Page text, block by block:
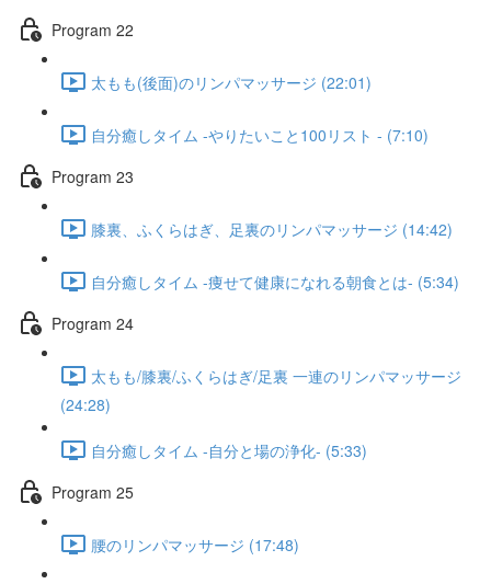
Program 22
太もも(後面)のリンパマッサージ (22:01)
自分癒しタイム -やりたいこと100リスト - (7:10)
Program 23
膝裏、ふくらはぎ、足裏のリンパマッサージ (14:42)
自分癒しタイム -痩せて健康になれる朝食とは- (5:34)
Program 24​
太もも/膝裏/ふくらはぎ/足裏 一連のリンパマッサージ
(24:28)
自分癒しタイム -自分と場の浄化- (5:33)
Program 25
腰のリンパマッサージ (17:48)